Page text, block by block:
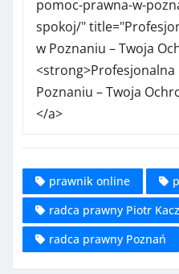
prawnik online
radca prawny Piotr
radca prawny Poznań